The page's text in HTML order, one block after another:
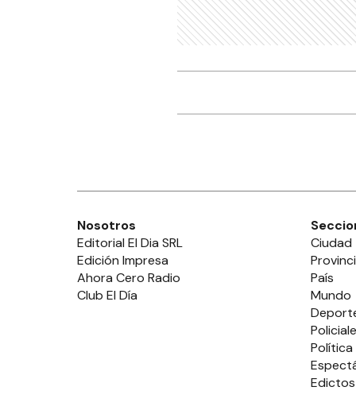
Nosotros
Editorial El Dia SRL
Edición Impresa
Ahora Cero Radio
Club El Día
Ciudad
País
Mundo
Política
Edictos